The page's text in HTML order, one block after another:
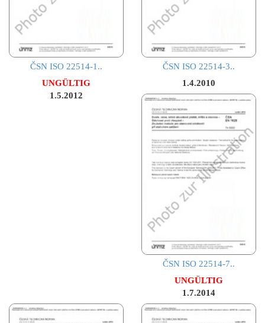
ČSN ISO 22514-1..
UNGÜLTIG
1.5.2012
ČSN ISO 22514-3..
1.4.2010
ČSN ISO 22514-7..
UNGÜLTIG
1.7.2014